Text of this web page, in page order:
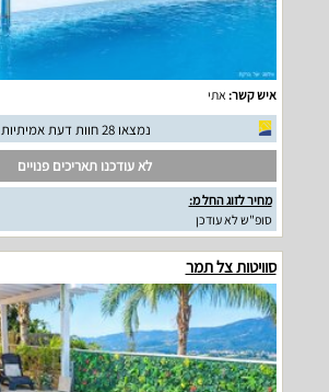
איש קשר: אתי
נמצאו 28 חוות דעת אמיתיות
לא עודכנו תאריכים פנויים
מחיר לזוג החל מ:
סופ"ש לא עודכן
סוויטות צל תמר